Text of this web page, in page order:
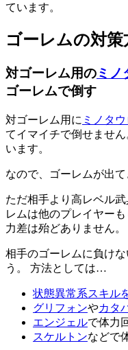
ています。
ゴーレムの対
対ゴーレム用のミノ
ゴーレムで倒す
対ゴーレム用に ミノタ
てイマイチで倒せませ
います。
なので、ゴーレムが出
ただ相手より高レベル
レムは他のプレイヤー
力差は殆どありません。
相手のゴーレムに負け
う。 方法としては…
状態異常系スキル
グリフォンやカタ
エンジェルで体力
スケルトンなどで